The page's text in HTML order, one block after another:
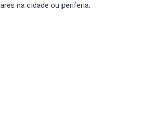
na cidade ou periferia.